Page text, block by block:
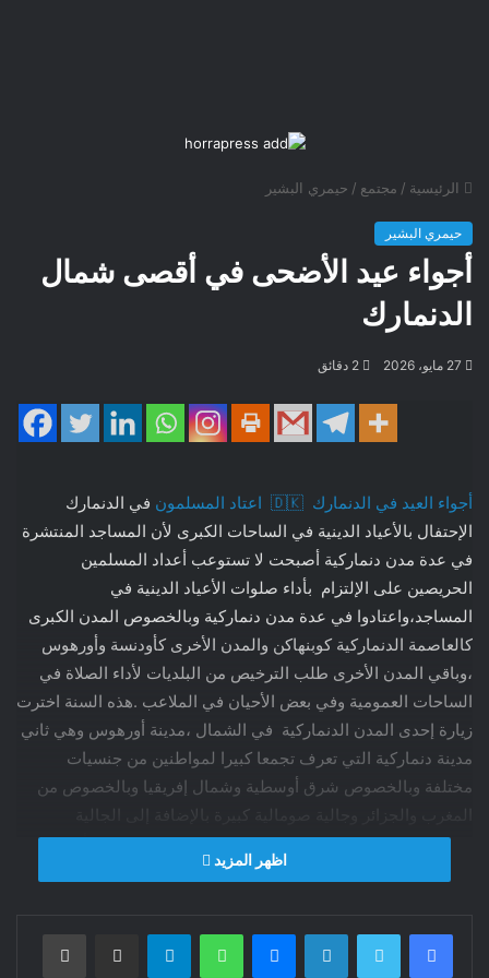
الرئيسية / مجتمع / حيمري البشير
حيمري البشير
أجواء عيد الأضحى في أقصى شمال
الدنمارك
27 مايو، 2026
أجواء العيد في الدنمارك 🇩🇰 اعتاد المسلمون
في الدنمارك
الإحتفال بالأعياد الدينية في الساحات الكبرى لأن المساجد المنتشرة
في عدة مدن دنماركية أصبحت لا تستوعب أعداد المسلمين
الحريصين على الإلتزام بأداء صلوات الأعياد الدينية في
المساجد،واعتادوا في عدة مدن دنماركية وبالخصوص المدن الكبرى
كالعاصمة الدنماركية كوبنهاكن والمدن الأخرى كأودنسة وأورهوس
،وباقي المدن الأخرى طلب الترخيص من البلديات لأداء الصلاة في
الساحات العمومية وفي بعض الأحيان في الملاعب .هذه السنة اخترت
زيارة إحدى المدن الدنماركية في الشمال ،مدينة أورهوس وهي ثاني
مدينة دنماركية التي تعرف تجمعا كبيرا لمواطنين من جنسيات
مختلفة وبالخصوص شرق أوسطية وشمال إفريقيا وبالخصوص من
المغرب والجزائر وجالية صومالية كبيرة بالإضافة إلى الجالية
الفلسطينية التي تشكل نسبة كبيرة ،دون استثناء جنسيات أخرى
متمسكة بالإسلام السني ،كالأتراك ،دون أن نغفل الجالية العراقية
نفس الوقت انشغالي هو حضور الرجال المكلفون بالتنظيم ولكن
اظهر المزيد
فيسبوك تويتر لينكدإن ماسنجر واتساب تيلقرام مشاركة عبر البريد طباعة